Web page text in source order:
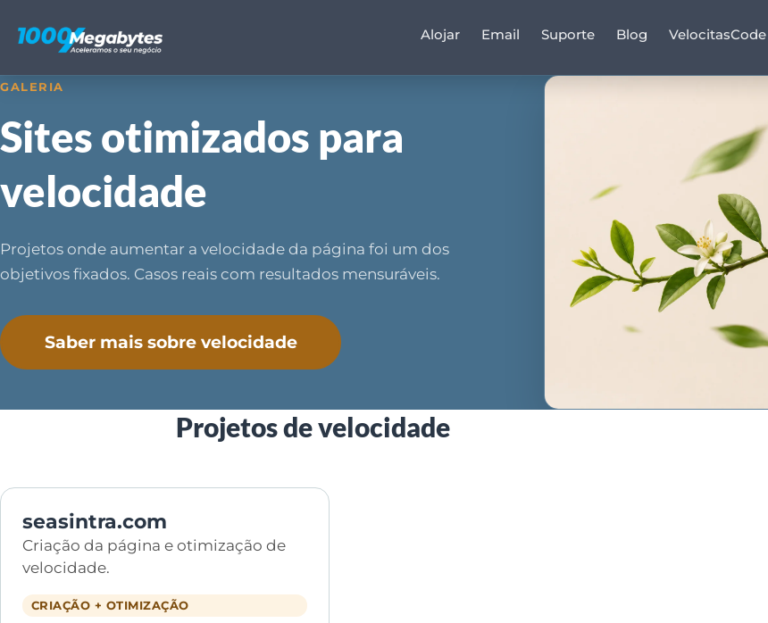
Alojar Email Suporte Blog VelocitasCode
GALERIA
Sites otimizados para
velocidade
Projetos onde aumentar a velocidade da página foi um dos
objetivos fixados. Casos reais com resultados mensuráveis.
Saber mais sobre velocidade
Projetos de velocidade
seasintra.com
Criação da página e otimização de
velocidade.
CRIAÇÃO + OTIMIZAÇÃO